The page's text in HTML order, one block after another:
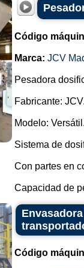
Código
Marca: JCV
Pesadora
Fabricante:
Modelo:
Sistema de
Con partes en
Capacidad de
Código